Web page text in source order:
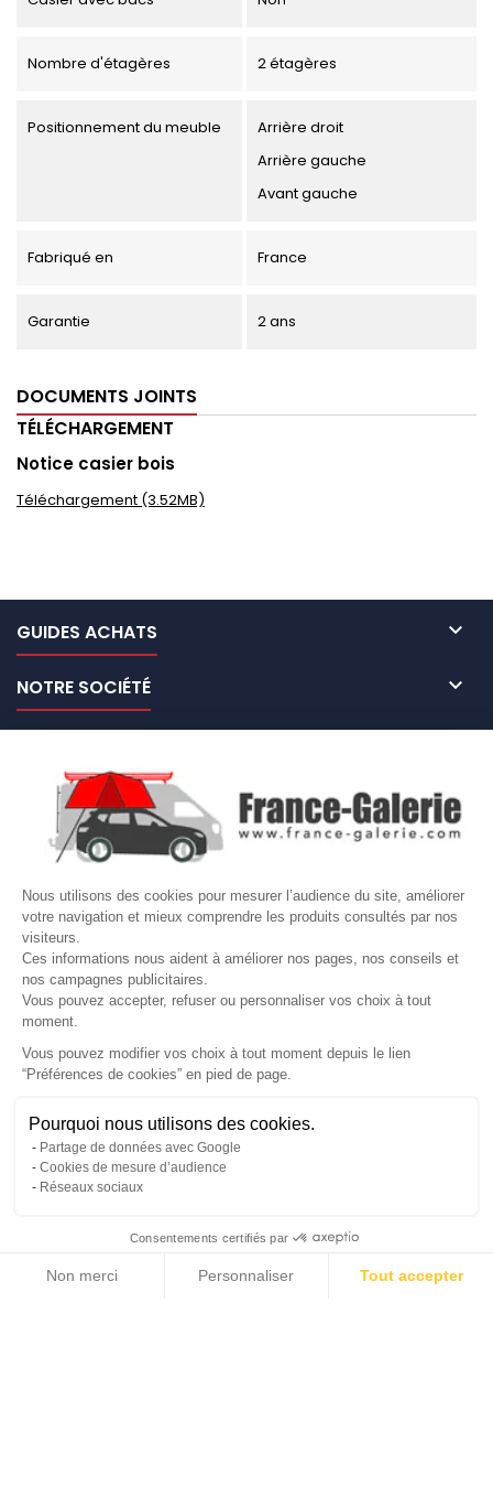
Nous utilisons des cookies pour mesurer l’audience du site, améliorer
votre navigation et mieux comprendre les produits consultés par nos
visiteurs.
Ces informations nous aident à améliorer nos pages, nos conseils et
nos campagnes publicitaires.
Vous pouvez accepter, refuser ou personnaliser vos choix à tout
moment.
Vous pouvez modifier vos choix à tout moment depuis le lien
“Préférences de cookies” en pied de page.
Pourquoi nous utilisons des cookies.
Partage de données avec Google
Cookies de mesure d’audience
Réseaux sociaux
Consentements certifiés par
Non merci Personnaliser Tout accepter
Gérer mes cookies
Nombre d'étagères 2 étagères
Positionnement du meuble
Arrière droit
Arrière gauche
Avant gauche
Fabriqué en France
Garantie 2 ans
DOCUMENTS JOINTS
TÉLÉCHARGEMENT
Notice casier bois
Téléchargement (3.52MB)
GUIDES ACHATS 
NOTRE SOCIÉTÉ 
VOTRE COMPTE 
Site protégé par reCAPTCHA.
LETTRE D'INFORMATIONS
© Copyright 2026 France Galerie. Tous droits reservés.
Cliquez-ici pour modifier vos préférences en matière de cookies